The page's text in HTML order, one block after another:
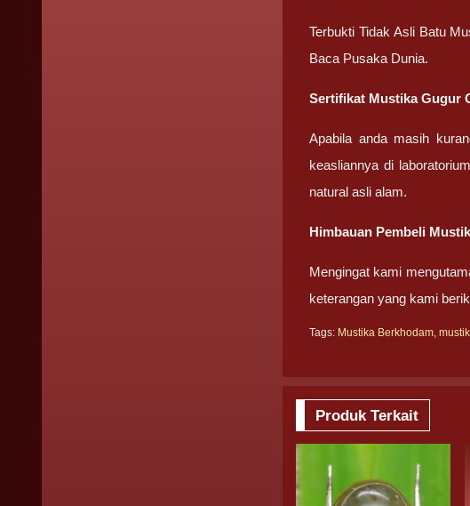
Terbukti Tidak Asli Batu
Baca Pusaka Dunia.
Sertifikat Mustika Gugur
Apabila anda masih
keasliannya di
natural asli alam.
Himbauan Pembeli
Mengingat kami
keterangan yang kami
Tags: Mustika Berkhodam,
Produk Terkait